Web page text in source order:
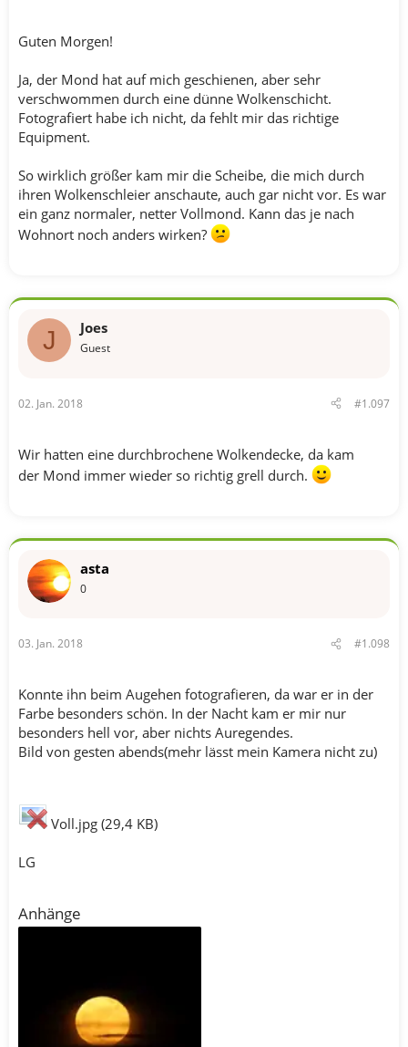
Guten Morgen!
Ja, der Mond hat auf mich geschienen, aber sehr
verschwommen durch eine dünne Wolkenschicht.
Fotografiert habe ich nicht, da fehlt mir das richtige
Equipment.
So wirklich größer kam mir die Scheibe, die mich durch
ihren Wolkenschleier anschaute, auch gar nicht vor. Es war
ein ganz normaler, netter Vollmond. Kann das je nach
Wohnort noch anders wirken?
J Joes
Guest
02. Jan. 2018 #1.097
Wir hatten eine durchbrochene Wolkendecke, da kam
der Mond immer wieder so richtig grell durch.
asta
0
03. Jan. 2018 #1.098
Konnte ihn beim Augehen fotografieren, da war er in der
Farbe besonders schön. In der Nacht kam er mir nur
besonders hell vor, aber nichts Auregendes.
Bild von gesten abends(mehr lässt mein Kamera nicht zu)
Voll.jpg (29,4 KB)
LG
Anhänge